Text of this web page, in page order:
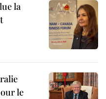
la
le